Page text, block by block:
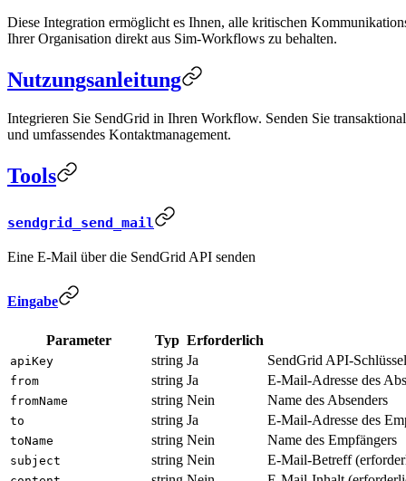
Diese Integration ermöglicht es Ihnen, alle kritischen
Ihrer Organisation direkt aus Sim-Workflows zu behalten.
Nutzungsanleitung
Integrieren Sie SendGrid in Ihren Workflow. Senden Sie
und umfassendes Kontaktmanagement.
Tools
sendgrid_send_mail
Eine E-Mail über die SendGrid API senden
Eingabe
Parameter Typ Erforderlich
apiKey string Ja SendGrid API-Schlüssel
from string Ja E-Mail-Adresse des
fromName string Nein Name des Absenders
to string Ja E-Mail-Adresse des
toName string Nein Name des Empfängers
subject string Nein E-Mail-Betreff